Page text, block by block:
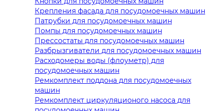
Крепления фасада для посудомоечных машин
Патрубки для посудомоечных машин
Помпы для посудомоечных машин
Прессостаты для посудомоечных машин
Разбрызгиватели для посудомоечных машин
Расходомеры воды (флоуметр) для
посудомоечных машин
Ремкомплект поддона для посудомоечных
машин
Ремкомплект циркуляционого насоса для